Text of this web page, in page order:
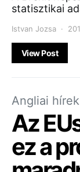
statisztikai
Istvan Jozsa
View Post
Angliai hírek
Az
ez a